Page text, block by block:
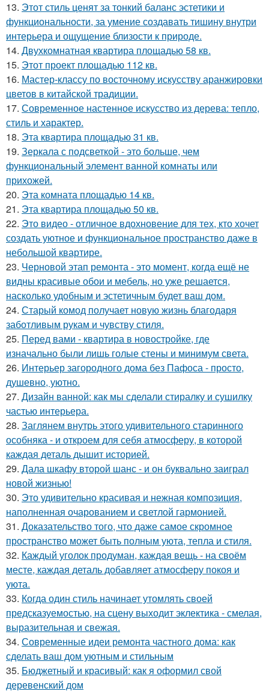
13. Этот стиль ценят за тонкий баланс эстетики и
функциональности, за умение создавать тишину внутри
интерьера и ощущение близости к природе.
14. Двухкомнатная квартира площадью 58 кв.
15. Этот проект площадью 112 кв.
16. Мастер-классу по восточному искусству аранжировки
цветов в китайской традиции.
17. Современное настенное искусство из дерева: тепло,
стиль и характер.
18. Эта квартира площадью 31 кв.
19. Зеркала с подсветкой - это больше, чем
функциональный элемент ванной комнаты или
прихожей.
20. Эта комната площадью 14 кв.
21. Эта квартира площадью 50 кв.
22. Это видео - отличное вдохновение для тех, кто хочет
создать уютное и функциональное пространство даже в
небольшой квартире.
23. Черновой этап ремонта - это момент, когда ещё не
видны красивые обои и мебель, но уже решается,
насколько удобным и эстетичным будет ваш дом.
24. Старый комод получает новую жизнь благодаря
заботливым рукам и чувству стиля.
25. Перед вами - квартира в новостройке, где
изначально были лишь голые стены и минимум света.
26. Интерьер загородного дома без Пафоса - просто,
душевно, уютно.
27. Дизайн ванной: как мы сделали стиралку и сушилку
частью интерьера.
28. Заглянем внутрь этого удивительного старинного
особняка - и откроем для себя атмосферу, в которой
каждая деталь дышит историей.
29. Дала шкафу второй шанс - и он буквально заиграл
новой жизнью!
30. Это удивительно красивая и нежная композиция,
наполненная очарованием и светлой гармонией.
31. Доказательство того, что даже самое скромное
пространство может быть полным уюта, тепла и стиля.
32. Каждый уголок продуман, каждая вещь - на своём
месте, каждая деталь добавляет атмосферу покоя и
уюта.
33. Когда один стиль начинает утомлять своей
предсказуемостью, на сцену выходит эклектика - смелая,
выразительная и свежая.
34. Современные идеи ремонта частного дома: как
сделать ваш дом уютным и стильным
35. Бюджетный и красивый: как я оформил свой
деревенский дом